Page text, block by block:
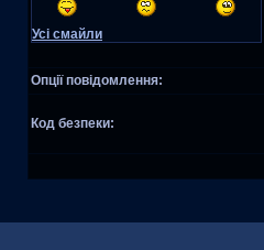
Усі смайли
Опції повідомлення:
Код безпеки: